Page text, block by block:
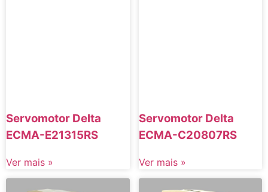
Servomotor Delta
ECMA-E21315RS
Ver mais »
Servomotor Delta
ECMA-C20807RS
Ver mais »